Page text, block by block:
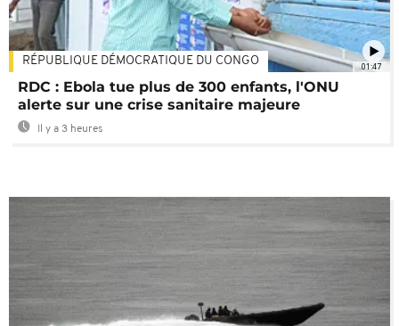
01:47
RÉPUBLIQUE DÉMOCRATIQUE DU CONGO
RDC : Ebola tue plus de 300 enfants, l'ONU
alerte sur une crise sanitaire majeure
Il y a 3 heures